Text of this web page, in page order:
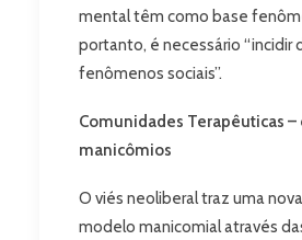
mental têm como base
portanto, é necessário “incidir
fenômenos sociais”.
Comunidades Terapêuticas –
manicômios
O viés neoliberal traz uma
modelo manicomial através